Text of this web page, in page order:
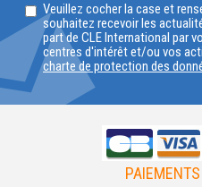
VOTRE
PAYS
Veuillez cocher la case et
souhaitez recevoir les
part de CLE International par
centres d'intérêt et/ou vos
charte de protection des